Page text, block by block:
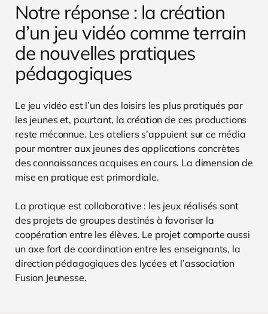
Notre réponse : la création
d’un jeu vidéo comme terrain
de nouvelles pratiques
pédagogiques
Le jeu vidéo est l’un des loisirs les plus pratiqués par
les jeunes et, pourtant, la création de ces productions
reste méconnue. Les ateliers s’appuient sur ce média
pour montrer aux jeunes des applications concrètes
des connaissances acquises en cours. La dimension de
mise en pratique est primordiale.
La pratique est collaborative : les jeux réalisés sont
des projets de groupes destinés à favoriser la
coopération entre les élèves. Le projet comporte aussi
un axe fort de coordination entre les enseignants, la
direction pédagogiques des lycées et l’association
Fusion Jeunesse.